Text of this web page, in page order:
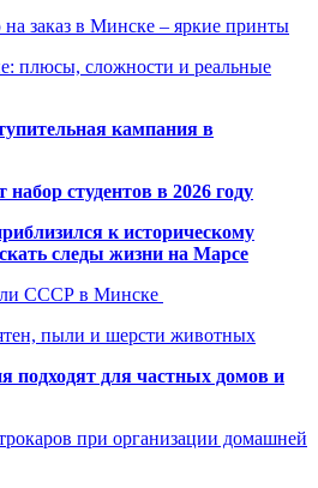
заказ в Минске – яркие принты
плюсы, сложности и реальные
кампания в
студентов в 2026 году
к историческому
следы жизни на Марсе
СССР в Минске
пыли и шерсти животных
подходят для частных домов и
при организации домашней